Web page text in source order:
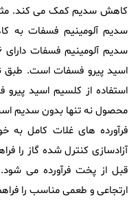
کاهش سدیم کمک می کند.
سدیم آلومینیم فسفات به
اسید پیرو فسفات است. طبق
استفاده از کلسیم اسید
محصول نه تنها بدون سدیم
فرآورده های غلات کامل
آزادسازی کنترل شده گاز را
قبل از پخت فرآورده می
ارتجاعی و طعمی مناسب را